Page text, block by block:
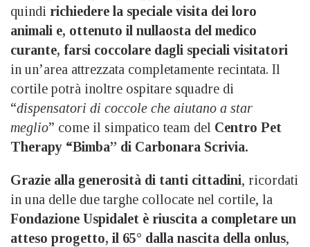
quindi richiedere la speciale visita dei loro
animali e, ottenuto il nullaosta del medico
curante, farsi coccolare dagli speciali visitatori
in un’area attrezzata completamente recintata. Il
cortile potrà inoltre ospitare squadre di
“dispensatori di coccole che aiutano a star
meglio” come il simpatico team del Centro Pet
Therapy “Bimba” di Carbonara Scrivia.
Grazie alla generosità di tanti cittadini, ricordati
in una delle due targhe collocate nel cortile, la
Fondazione Uspidalet è riuscita a completare un
atteso progetto, il 65° dalla nascita della onlus,